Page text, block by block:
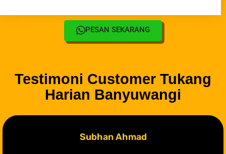
PESAN SEKARANG
Testimoni Customer Tukang
Harian Banyuwangi
Subhan Ahmad